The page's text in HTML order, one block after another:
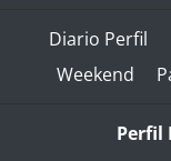
Diario Perfil
Weekend
Perfil